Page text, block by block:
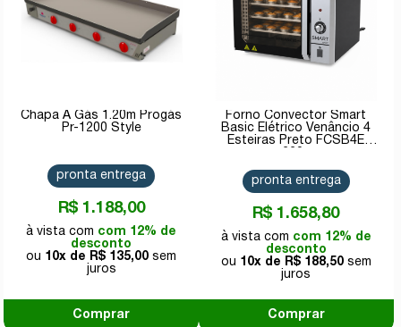
Chapa A Gás 1.20m Progás
Pr-1200 Style
R$ 1.188,00
com 12% de
desconto
10x de
R$ 135,00
pronta entrega
Comprar
Forno Convector Smart
Basic Elétrico Venâncio 4
Esteiras Preto FCSB4E
R$ 1.658,80
com 12% de
desconto
10x de
R$ 188,50
pronta entrega
Comprar